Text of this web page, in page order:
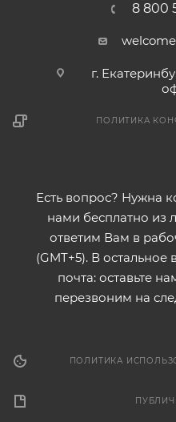
8 800
г.
ПОЛИТИКА
Есть вопрос? Нужна
нами бесплатно из
ответим Вам в
(GMT+5). В остальное
почта: оставьте
перезвоним на
ПОЛИТИКА